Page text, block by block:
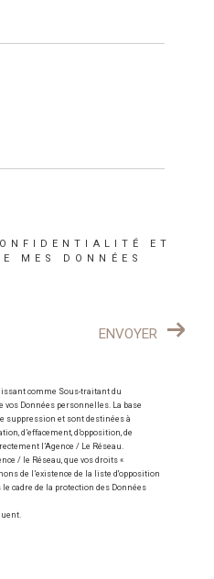
ET
MES DONNÉES
ENVOYER
comme Sous-traitant du
Données personnelles. La base
suppression et sont destinées à
d’effacement, d’opposition, de
l’Agence / Le Réseau.
/ le Réseau, que vos droits «
de l’existence de la liste d'opposition
cadre de la protection des Données